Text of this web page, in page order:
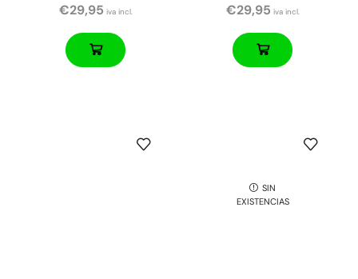
€29,95 iva incl. €29,95 iva incl.
SIN
EXISTENCIAS